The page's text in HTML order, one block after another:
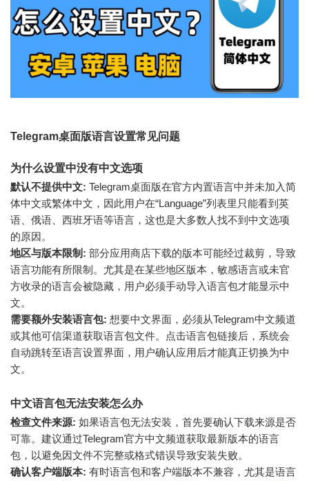
Telegram桌面版语言设置常见问题
为什么设置中没有中文选项
默认不提供中文: Telegram桌面版在官方内置语言中并未加入简
体中文或繁体中文，因此用户在“Language”列表里只能看到英
语、俄语、西班牙语等语言，这也是大多数人找不到中文选项
的原因。
地区与版本限制: 部分应用商店下载的版本可能经过裁剪，导致
语言功能有所限制。尤其是在某些地区版本，敏感语言或未官
方收录的语言会被隐藏，用户必须手动导入语言包才能显示中
文。
需要额外安装语言包: 想要中文界面，必须从Telegram中文频道
或其他可信渠道获取语言包文件。点击语言包链接后，系统会
自动跳转至语言设置界面，用户确认应用后才能真正切换为中
文。
中文语言包无法安装怎么办
检查文件来源: 如果语言包无法安装，首先要确认下载来源是否
可靠。建议通过Telegram官方中文频道获取最新版本的语言
包，以避免因文件不完整或格式错误导致安装失败。
确认客户端版本: 有时语言包和客户端版本不兼容，尤其是语言